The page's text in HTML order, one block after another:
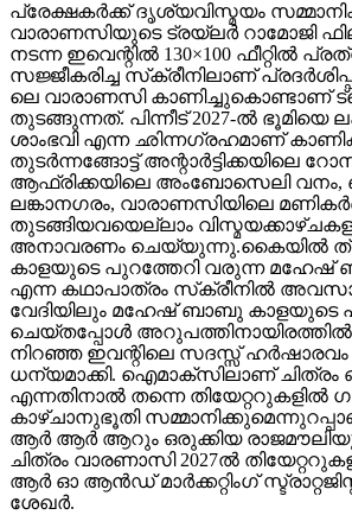
പ്രേക്ഷകർക്ക് ദൃശ്യവിസ്മയം
വാരാണസിയുടെ ട്രയ്ലർ റാമോജി
നടന്ന ഇവെന്റിൽ 130×100 ഫീറ്റിൽ
സജ്ജീകരിച്ച സ്‌ക്രീനിലാണ്
ലെ വാരാണസി കാണിച്ചുകൊണ്ടാണ്
തുടങ്ങുന്നത്. പിന്നീട് 2027-ല്‍ ഭൂമിയെ
ശാംഭവി എന്ന ഛിന്നഗ്രഹമാണ്
തുടര്‍ന്നങ്ങോട്ട്
ആഫ്രിക്കയിലെ അംബോസെലി വനം,
ലങ്കാനഗരം, വാരാണസിയിലെ
തുടങ്ങിയവയെല്ലാം
അനാവരണം ചെയ്യുന്നു.കൈയില്‍
കാളയുടെ പുറത്തേറി വരുന്ന മഹേഷ്
എന്ന കഥാപാത്രം സ്‌ക്രീനിൽ
വേദിയിലും മഹേഷ് ബാബു കാളയുടെ
ചെയ്തപ്പോൾ
നിറഞ്ഞ ഇവന്റിലെ സദസ്സ്
ധന്യമാക്കി. ഐമാക്‌സിലാണ് ചിത്രം
എന്നതിനാല്‍ തന്നെ തിയേറ്ററുകളില്‍
കാഴ്ചാനുഭൂതി
ആർ ആർ ആറും ഒരുക്കിയ
ചിത്രം വാരണാസി 2027ൽ
ആർ ഓ ആൻഡ് മാർക്കറ്റിംഗ്
ശേഖർ.